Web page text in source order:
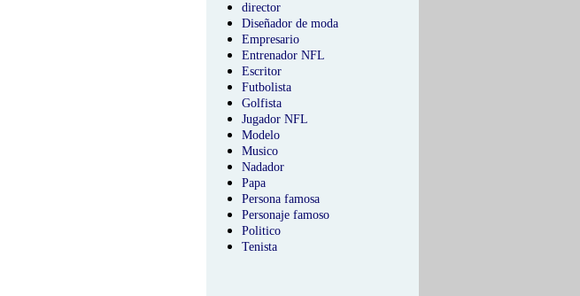
director
Diseñador de moda
Empresario
Entrenador NFL
Escritor
Futbolista
Golfista
Jugador NFL
Modelo
Musico
Nadador
Papa
Persona famosa
Personaje famoso
Politico
Tenista